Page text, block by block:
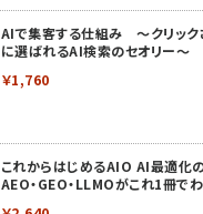
AIで集客する仕組み ～クリック
に選ばれるAI検索のセオリー～
￥1,760
これからはじめるAIO AI最適化
AEO・GEO・LLMOがこれ1冊で